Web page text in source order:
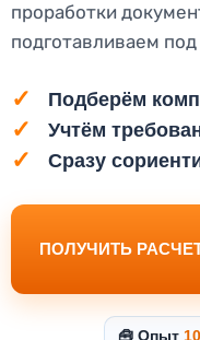
проработки
подготавливаем
Подберём
Учтём
Сразу
ПОЛУЧИТЬ
🧰 Опыт 10